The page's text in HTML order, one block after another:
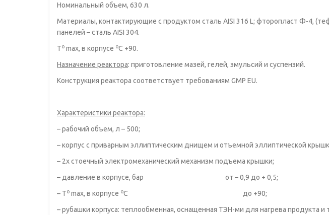
Номинальный объем, 630 л.
Материалы, контактирующие с продуктом сталь AISI 316 L; фторопласт Ф-4,
панелей – сталь AISI 304.
То max, в корпусе оС +90.
Назначение реактора: приготовление мазей, гелей, эмульсий и суспензий.
Конструкция реактора соответствует требованиям GMP EU.
Характеристики реактора:
– рабочий объем, л – 500;
– корпус с приварным эллиптическим днищем и отъемной эллиптической
– 2х стоечный электромеханический механизм подъема крышки;
– давление в корпусе, бар от – 0,9 до + 0,5;
– То max, в корпусе оС до +90;
– рубашки корпуса: теплообменная, оснащенная ТЭН-ми для нагрева продукта